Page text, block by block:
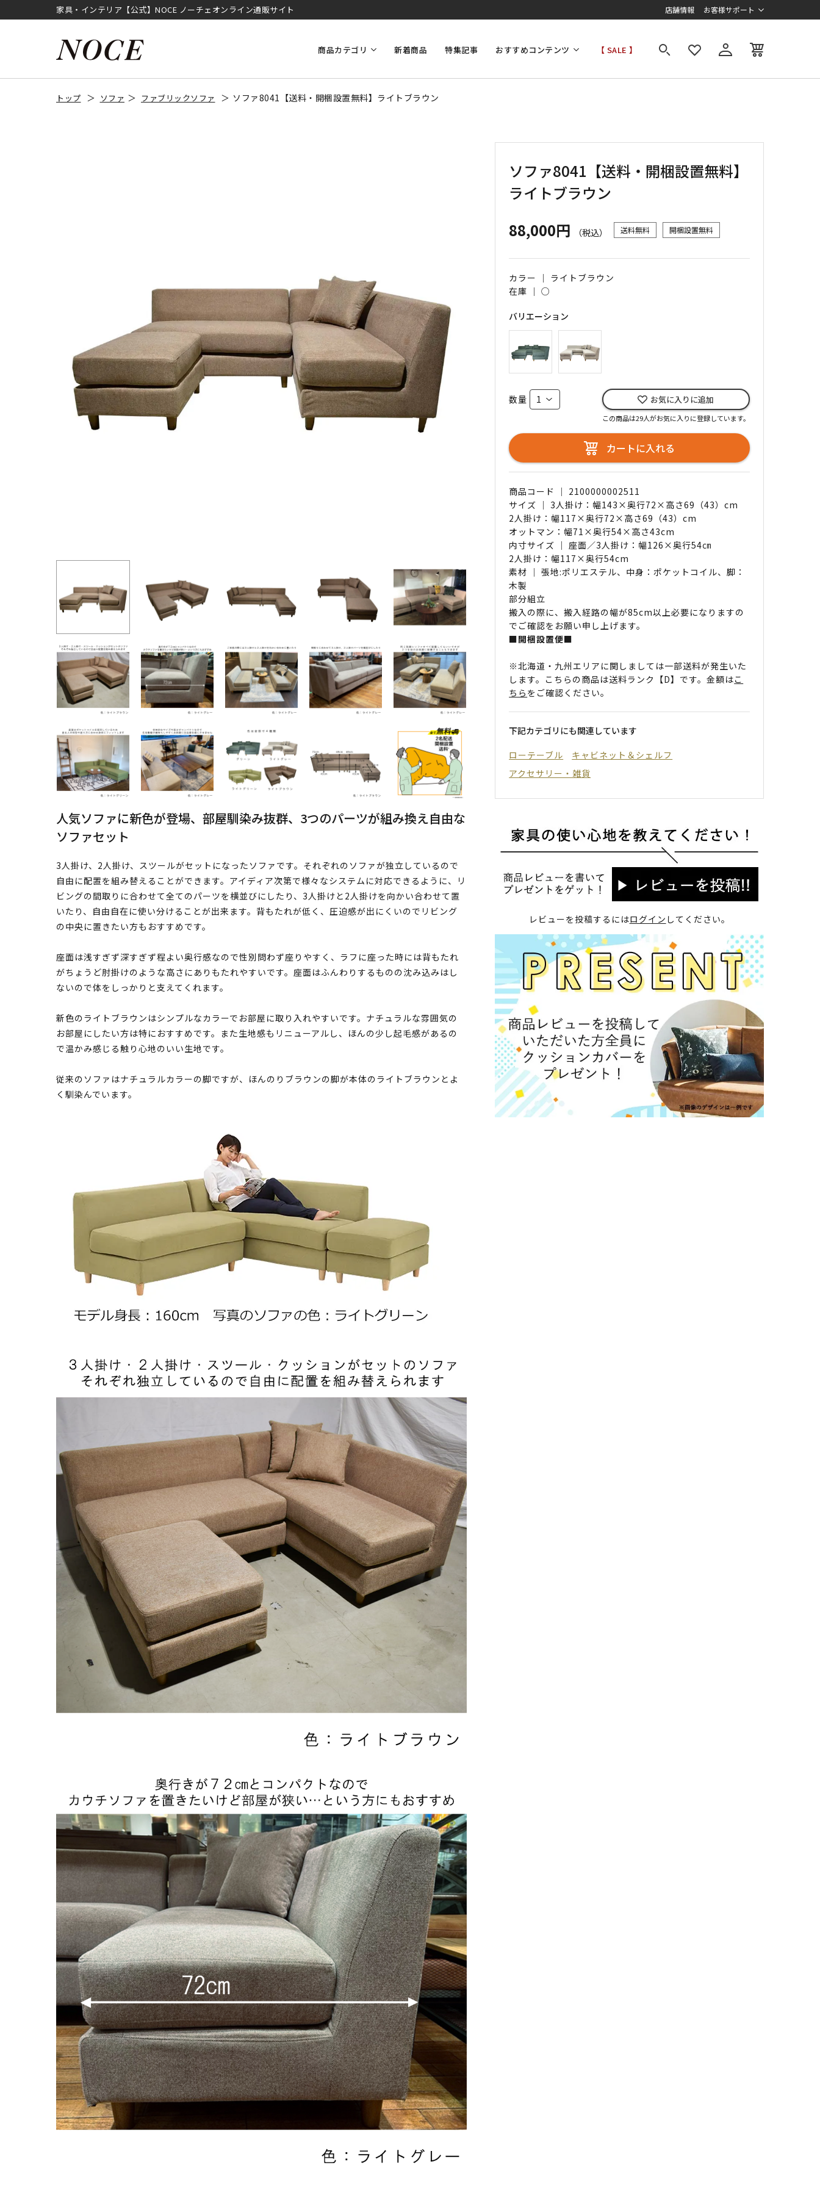
家具・インテリア【公式】NOCE ノーチェオンライン通販サイト 店舗情報 お客様サポート
商品カテゴリ 新着商品 特集記事 おすすめコンテンツ 【 SALE 】
トップ ソファ ファブリックソファ ソファ8041【送料・開梱設置無料】ライトブラウン
人気ソファに新色が登場、部屋馴染み抜群、3つのパーツが組み換え自由な
ソファセット
3人掛け、2人掛け、スツールがセットになったソファです。それぞれのソファが独立しているので
自由に配置を組み替えることができます。アイディア次第で様々なシステムに対応できるように、リ
ビングの間取りに合わせて全てのパーツを横並びにしたり、3人掛けと2人掛けを向かい合わせて置
いたり、自由自在に使い分けることが出来ます。背もたれが低く、圧迫感が出にくいのでリビング
の中央に置きたい方もおすすめです。
座面は浅すぎず深すぎず程よい奥行感なので性別問わず座りやすく、ラフに座った時には背もたれ
がちょうど肘掛けのような高さにありもたれやすいです。座面はふんわりするものの沈み込みはし
ないので体をしっかりと支えてくれます。
新色のライトブラウンはシンプルなカラーでお部屋に取り入れやすいです。ナチュラルな雰囲気の
お部屋にしたい方は特におすすめです。また生地感もリニューアルし、ほんの少し起毛感があるの
で温かみ感じる触り心地のいい生地です。
従来のソファはナチュラルカラーの脚ですが、ほんのりブラウンの脚が本体のライトブラウンとよ
く馴染んでいます。
ソファ8041【送料・開梱設置無料】
ライトブラウン
88,000円
（税込） 送料無料 開梱設置無料
カラー ｜ ライトブラウン
在庫 ｜○
バリエーション
数量 お気に入りに追加
この商品は29人がお気に入りに登録しています。
カートに入れる
商品コード ｜ 2100000002511
サイズ ｜ 3人掛け：幅143×奥行72×高さ69（43）cm
2人掛け：幅117×奥行72×高さ69（43）cm
オットマン：幅71×奥行54×高さ43cm
内寸サイズ ｜ 座面／3人掛け：幅126×奥行54㎝
2人掛け：幅117×奥行54cm
素材 ｜ 張地:ポリエステル、中身：ポケットコイル、脚：
木製
部分組立
搬入の際に、搬入経路の幅が85cm以上必要になりますの
でご確認をお願い申し上げます。
■開梱設置便■
※北海道・九州エリアに関しましては一部送料が発生いた
します。こちらの商品は送料ランク【D】です。金額はこ
ちら をご確認ください。
下記カテゴリにも関連しています
ローテーブル
キャビネット＆シェルフ
アクセサリー・雑貨
レビューを投稿するにはログイン してください。